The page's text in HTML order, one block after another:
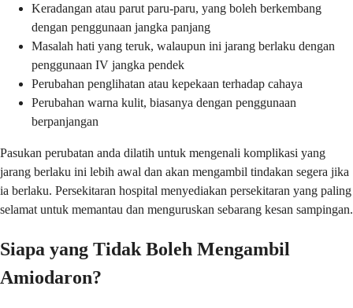
Keradangan atau parut paru-paru, yang boleh berkembang
dengan penggunaan jangka panjang
Masalah hati yang teruk, walaupun ini jarang berlaku dengan
penggunaan IV jangka pendek
Perubahan penglihatan atau kepekaan terhadap cahaya
Perubahan warna kulit, biasanya dengan penggunaan
berpanjangan
Pasukan perubatan anda dilatih untuk mengenali komplikasi yang
jarang berlaku ini lebih awal dan akan mengambil tindakan segera jika
ia berlaku. Persekitaran hospital menyediakan persekitaran yang paling
selamat untuk memantau dan menguruskan sebarang kesan sampingan.
Siapa yang Tidak Boleh Mengambil
Amiodaron?